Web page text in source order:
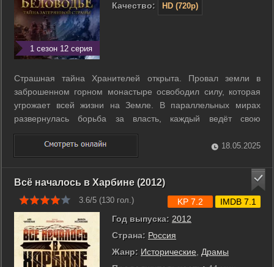
1 сезон 12 серия
Качество:
HD (720p)
Страшная тайна Хранителей открыта. Провал земли в
заброшенном горном монастыре освободил силу, которая
угрожает всей жизни на Земле. В параллельных мирах
развернулась борьба за власть, каждый ведёт свою
смертельную игру, и понять, кто враг, а кто друг невозможно.
Остаётся только один шанс на спасение. Но для последней
Надежды нужна крепкая Вера и ...
18.05.2025
Всё началось в Харбине (2012)
3.6/5 (130 гол.)
Год выпуска: 2012
Страна: Россия
Жанр: Исторические
Драмы
KP 7.2 IMDB 7.1